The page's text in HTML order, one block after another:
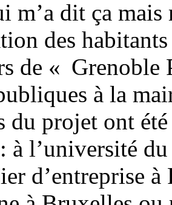
m’a dit ça
des
de « Grenoble
à la
du projet ont
à l’université
d’entreprise